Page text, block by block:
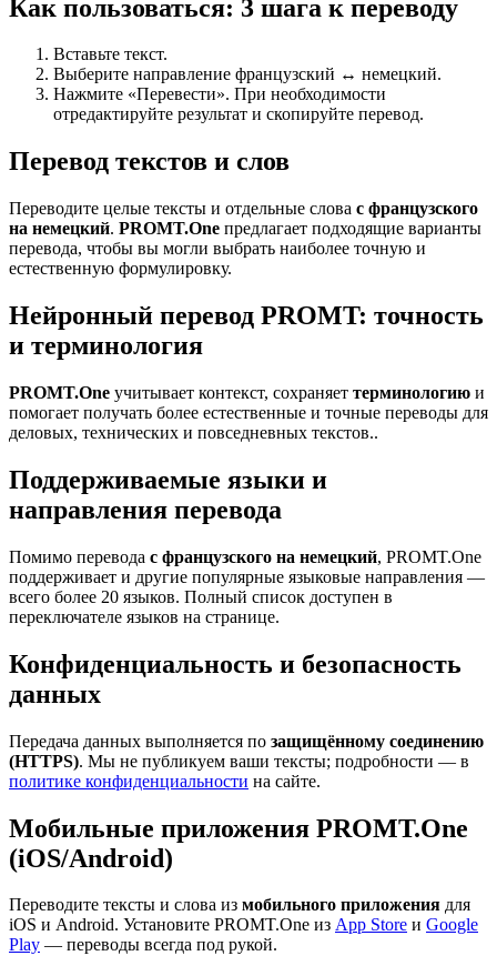
Как пользоваться: 3 шага к переводу
Вставьте текст.
Выберите направление французский ↔ немецкий.
Нажмите «Перевести». При необходимости
отредактируйте результат и скопируйте перевод.
Перевод текстов и слов
Переводите целые тексты и отдельные слова с французского
на немецкий. PROMT.One предлагает подходящие варианты
перевода, чтобы вы могли выбрать наиболее точную и
естественную формулировку.
Нейронный перевод PROMT: точность
и терминология
PROMT.One учитывает контекст, сохраняет терминологию и
помогает получать более естественные и точные переводы для
деловых, технических и повседневных текстов..
Поддерживаемые языки и
направления перевода
Помимо перевода с французского на немецкий, PROMT.One
поддерживает и другие популярные языковые направления —
всего более 20 языков. Полный список доступен в
переключателе языков на странице.
Конфиденциальность и безопасность
данных
Передача данных выполняется по защищённому соединению
(HTTPS). Мы не публикуем ваши тексты; подробности — в
политике конфиденциальности на сайте.
Мобильные приложения PROMT.One
(iOS/Android)
Переводите тексты и слова из мобильного приложения для
iOS и Android. Установите PROMT.One из App Store и Google
Play — переводы всегда под рукой.